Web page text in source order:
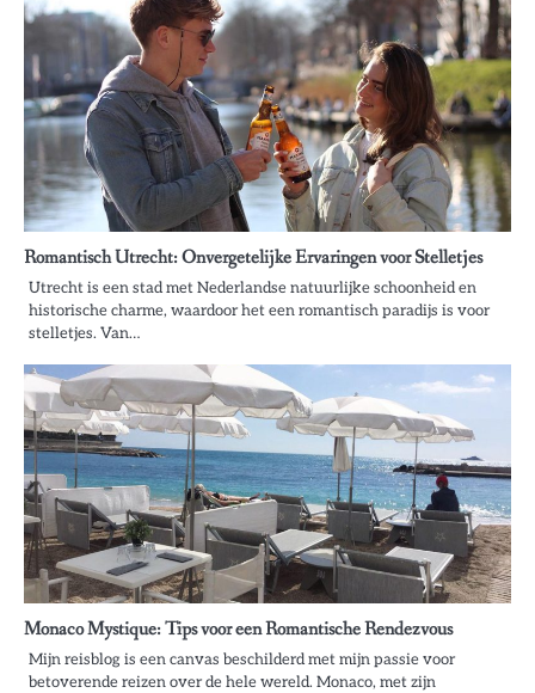
Romantisch Utrecht: Onvergetelijke Ervaringen voor Stelletjes
Utrecht is een stad met Nederlandse natuurlijke schoonheid en
historische charme, waardoor het een romantisch paradijs is voor
stelletjes. Van…
Monaco Mystique: Tips voor een Romantische Rendezvous
Mijn reisblog is een canvas beschilderd met mijn passie voor
betoverende reizen over de hele wereld. Monaco, met zijn